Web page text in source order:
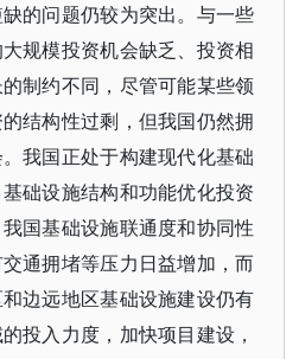
的问题仍较为突出。与一些
规模投资机会缺乏、投资相
制约不同，尽管可能某些领
结构性过剩，但我国仍然拥
我国正处于构建现代化基础
础设施结构和功能优化投资
国基础设施联通度和协同性
通拥堵等压力日益增加，而
边远地区基础设施建设仍有
投入力度，加快项目建设，